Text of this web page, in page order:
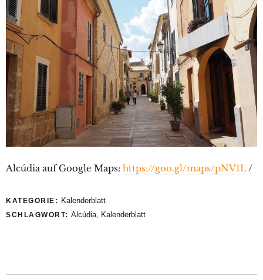
Alcúdia auf Google Maps: https://goo.gl/maps/pNV1L/
KATEGORIE: Kalenderblatt
SCHLAGWORT: Alcúdia, Kalenderblatt